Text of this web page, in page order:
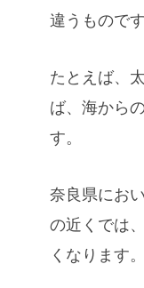
違うものです
たとえば、
ば、海から
す。
奈良県にお
の近くでは
くなります。